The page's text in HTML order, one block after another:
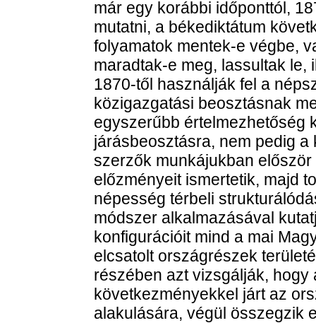
már egy korábbi időponttól,
mutatni, a békediktátum
folyamatok mentek-e végbe,
maradtak-e meg, lassultak le,
1870-től használják fel a
közigazgatási beosztásnak
egyszerűbb értelmezhetőség
járásbeosztásra, nem pedig
szerzők munkájukban
előzményeit ismertetik, majd
népesség térbeli
módszer alkalmazásával
konfigurációit mind a mai
elcsatolt országrészek
részében azt vizsgálják, hogy
következményekkel járt az
alakulására, végül összegzik